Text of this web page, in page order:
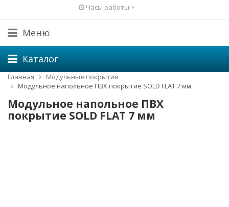
Часы работы
Меню
Каталог
Главная
Модульные покрытия
Модульное напольное ПВХ покрытие SOLD FLAT 7 мм
Модульное напольное ПВХ
покрытие SOLD FLAT 7 мм